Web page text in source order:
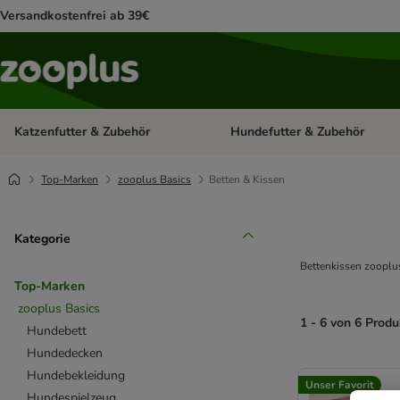
Versandkostenfrei ab 39€
Katzenfutter & Zubehör Kategorie-Menü öffnen:
Hundefutter & Zubehör
Top-Marken zooplus Basics Betten & Kissen
Kategorie
Top-Marken
zooplus Basics
Hundebett
Hundedecken
Hundebekleidung
Bettenkissen
1 - 6 von 6
Unser Favorit